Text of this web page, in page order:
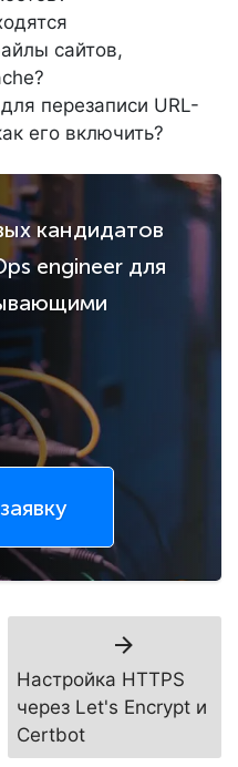
сайтов,
перезаписи URL-
его включить?
кандидатов
engineer для
Настройка HTTPS
через Let's Encrypt и
Certbot